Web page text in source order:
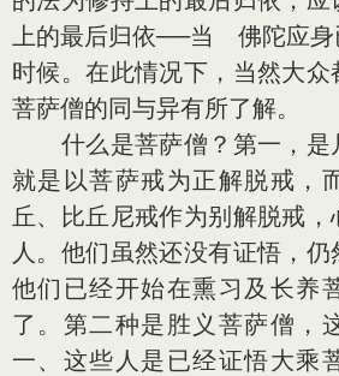
上的最后归依──当 佛陀应身
时候。在此情况下，当然大
菩萨僧的同与异有所了解。
什么是菩萨僧？第一，是
就是以菩萨戒为正解脱戒，
丘、比丘尼戒作为别解脱戒
人。他们虽然还没有证悟，
他们已经开始在熏习及长养
了。第二种是胜义菩萨僧，
一、这些人是已经证悟大乘